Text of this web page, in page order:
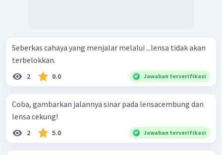
Seberkas cahaya yang menjalar melalui ...lensa tidak akan
terbelokkan.
2 0.0 Jawaban terverifikasi
Coba, gambarkan jalannya sinar pada lensacembung dan
lensa cekung!
2 5.0 Jawaban terverifikasi